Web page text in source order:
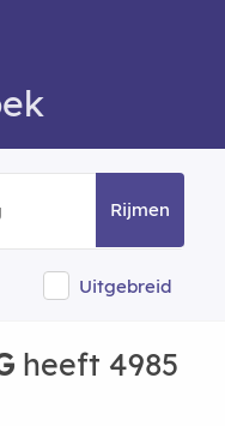
Rijmen
Uitgebreid
heeft 4985